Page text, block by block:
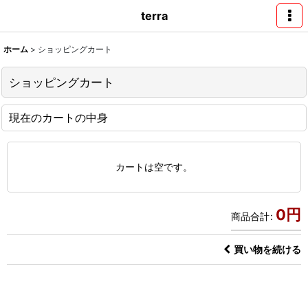
terra
ホーム > ショッピングカート
ショッピングカート
現在のカートの中身
カートは空です。
商品合計: 0円
買い物を続ける